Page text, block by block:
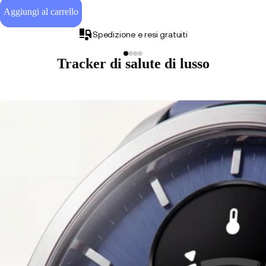
Aggiungi al carrello
Spedizione e resi gratuiti
Tracker di salute di lusso